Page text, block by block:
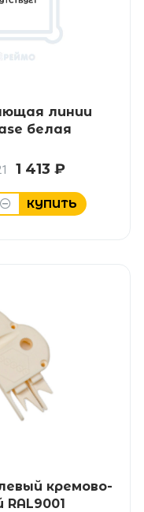
линии
белая
1 413 ₽
КУПИТЬ
кремово-